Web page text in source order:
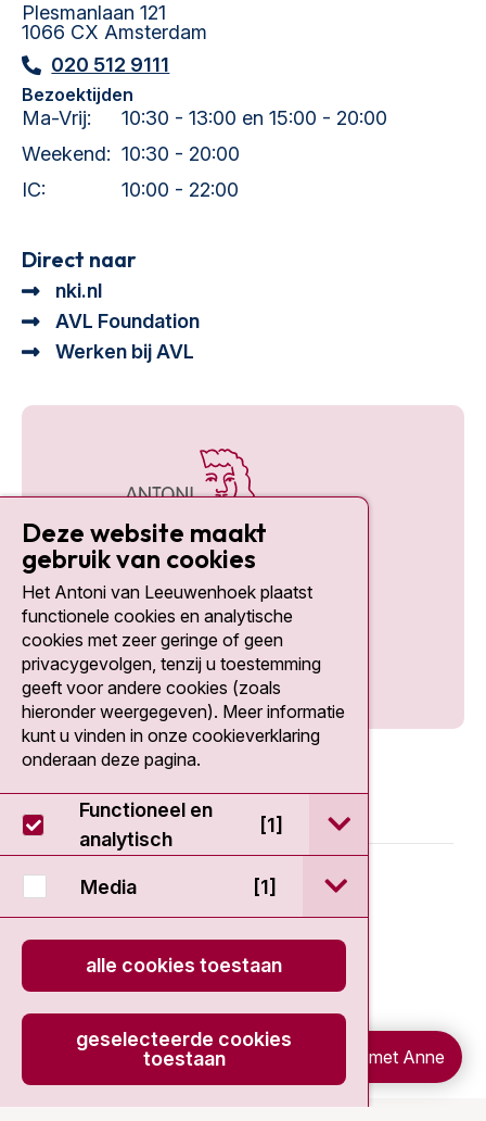
Plesmanlaan 121
1066 CX Amsterdam
020 512 9111
Bezoektijden
Ma-Vrij:
10:30 - 13:00 en 15:00 - 20:00
Weekend: 10:30 - 20:00
IC:
10:00 - 22:00
Direct naar
nki.nl
AVL Foundation
Werken bij AVL
Social media
© 2026 - Antoni van Leeuwenhoek
Disclaimer
Cookieverklaring
onload
Deze website maakt
gebruik van cookies
Het Antoni van Leeuwenhoek plaatst
functionele cookies en analytische
cookies met zeer geringe of geen
privacygevolgen, tenzij u toestemming
geeft voor andere cookies (zoals
hieronder weergegeven). Meer informatie
kunt u vinden in onze cookieverklaring
onderaan deze pagina.
Functioneel en
analytisch
[1] open / sluit
Media [1] open / sluit
alle cookies toestaan
geselecteerde cookies
toestaan
Chat met Anne